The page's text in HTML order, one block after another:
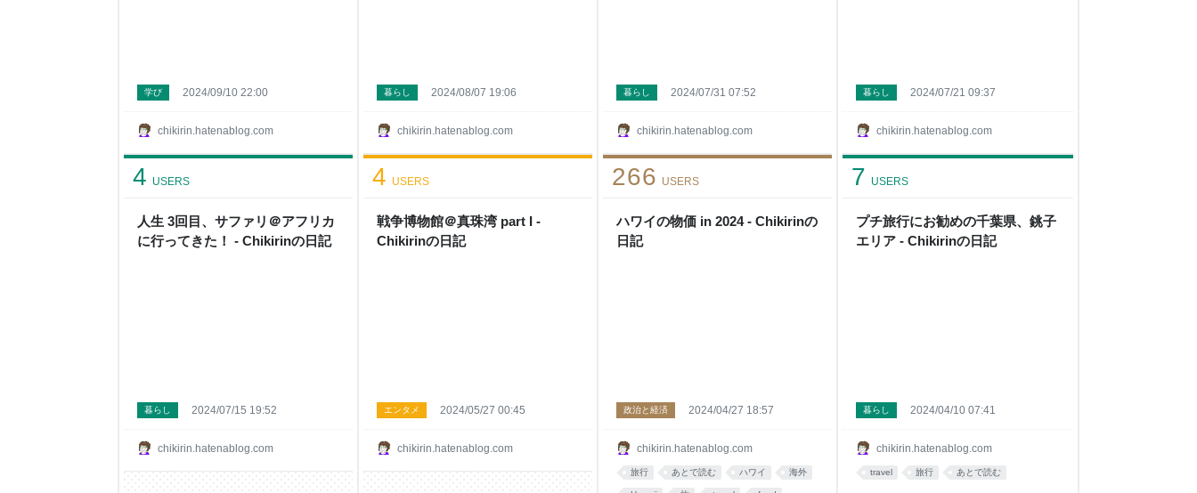
chikirin.hatenablog.com
学び 2024/09/10 22:00
chikirin.hatenablog.com
暮らし 2024/08/07 19:06
chikirin.hatenablog.com
暮らし 2024/07/31 07:52
chikirin.hatenablog.com
暮らし 2024/07/21 09:37
人生 3回目、サファリ＠アフリカ
に行ってきた！ - Chikirinの日記
4 USERS
chikirin.hatenablog.com
暮らし 2024/07/15 19:52
戦争博物館＠真珠湾 part I -
Chikirinの日記
4 USERS
chikirin.hatenablog.com
エンタメ 2024/05/27 00:45
ハワイの物価 in 2024 - Chikirinの
日記
266 USERS
chikirin.hatenablog.com
政治と経済 2024/04/27 18:57
旅行 あとで読む ハワイ 海外
プチ旅行にお勧めの千葉県、銚子
エリア - Chikirinの日記
7 USERS
chikirin.hatenablog.com
暮らし 2024/04/10 07:41
travel 旅行 あとで読む